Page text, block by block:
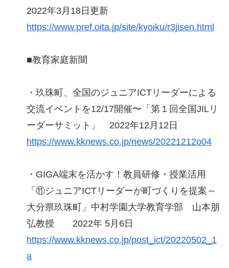
2022年3月18日更新
https://www.pref.oita.jp/site/kyoiku/r3jisen.html
■教育家庭新聞
・玖珠町、全国のジュニアICTリーダーによる
交流イベントを12/17開催〜「第１回全国JILリ
ーダーサミット」 2022年12月12日
https://www.kknews.co.jp/news/20221212o04
・GIGA端末を活かす！教員研修・授業活用
「⑪ジュニアICTリーダーが町づくりを提案～
大分県玖珠町」中村学園大学教育学部 山本朋
弘教授 2022年 5月6日
https://www.kknews.co.jp/post_ict/20220502_1
a